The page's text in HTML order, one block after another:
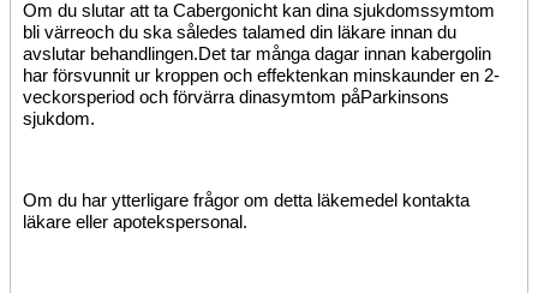
Om du slutar att ta Cabergonicht kan dina sjukdomssymtom
bli värreoch du ska således talamed din läkare innan du
avslutar behandlingen.Det tar många dagar innan kabergolin
har försvunnit ur kroppen och effektenkan minskaunder en 2-
veckorsperiod och förvärra dinasymtom påParkinsons
sjukdom.
Om du har ytterligare frågor om detta läkemedel kontakta
läkare eller apotekspersonal.